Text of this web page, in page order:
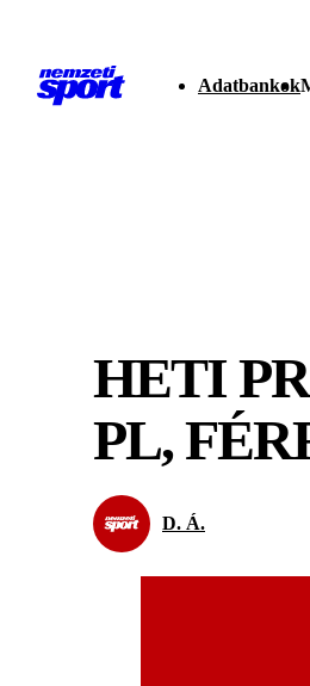
Adatbankok
HETI
PL,
D. Á.